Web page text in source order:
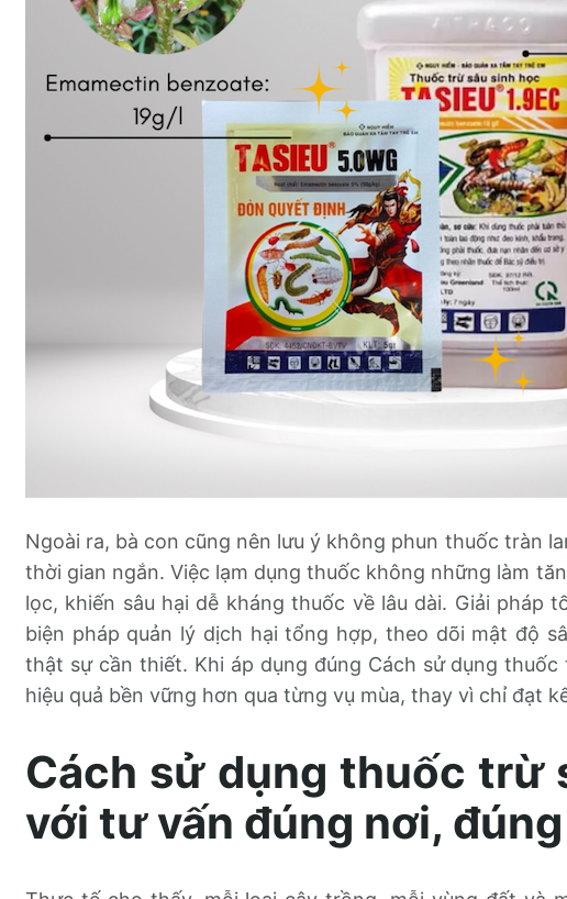
Ngoài ra, bà con cũng nên lưu ý không phun thuốc tràn
thời gian ngắn. Việc lạm dụng thuốc không những làm
lọc, khiến sâu hại dễ kháng thuốc về lâu dài. Giải pháp
biện pháp quản lý dịch hại tổng hợp, theo dõi mật độ
thật sự cần thiết. Khi áp dụng đúng Cách sử dụng
hiệu quả bền vững hơn qua từng vụ mùa, thay vì chỉ đạt
Cách sử dụng thuốc trừ
với tư vấn đúng nơi,